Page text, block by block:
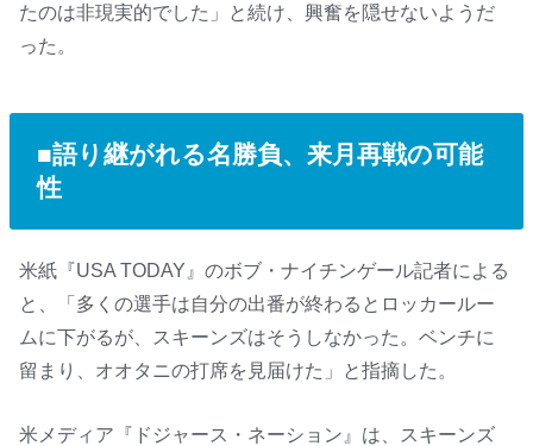
たのは非現実的でした」と続け、興奮を隠せないようだ
った。
■語り継がれる名勝負、来月再戦の可能
性
米紙『USA TODAY』のボブ・ナイチンゲール記者による
と、「多くの選手は自分の出番が終わるとロッカールー
ムに下がるが、スキーンズはそうしなかった。ベンチに
留まり、オオタニの打席を見届けた」と指摘した。
米メディア『ドジャース・ネーション』は、スキーンズ